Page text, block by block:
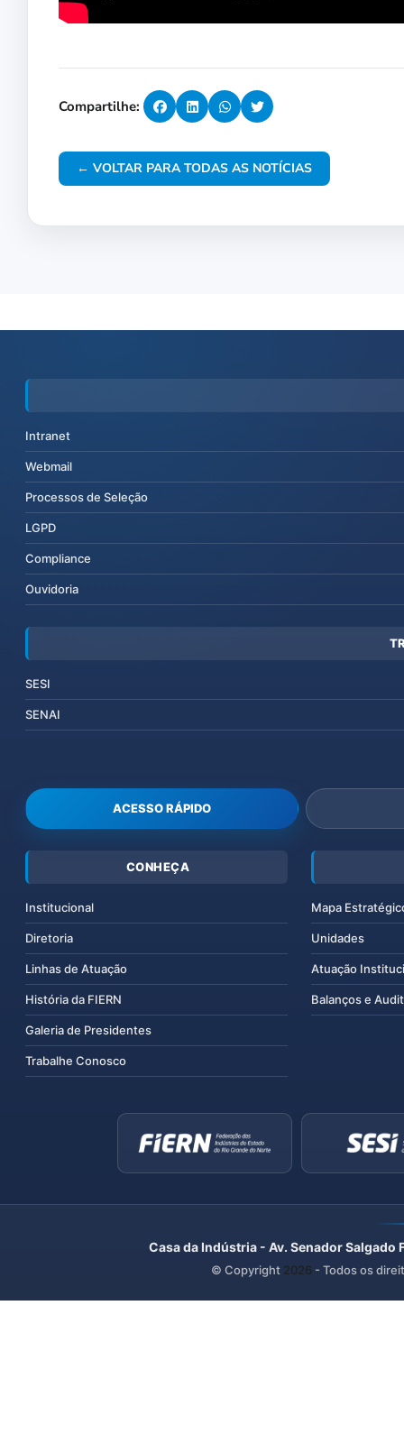
Compartilhe:
← VOLTAR PARA TODAS AS NOTÍCIAS
Intranet
Webmail
Processos de Seleção
LGPD
Compliance
Ouvidoria
SESI
SENAI
ACESSO RÁPIDO
CONHEÇA
Institucional
Diretoria
Linhas de Atuação
História da FIERN
Galeria de Presidentes
Trabalhe Conosco
Mapa
Unidades
Atuação
Balanços e
Casa da Indústria - Av. Senador
© Copyright 2026 - Todos os